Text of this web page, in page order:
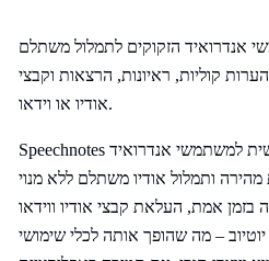
אנדרואיד הזקוקים לתמלול משתלם
קוליות, ראיונות, הרצאות וקבצי
אודיו או וידאו.
Speechnotes היא אפליקציית תמלול מעשית למשתמשי אנדרואיד
ותמלול אודיו משתלם ללא מנוי
אמת, העלאת קבצי אודיו ווידאו
יוטיוב – מה שהופך אותה לכלי שימושי